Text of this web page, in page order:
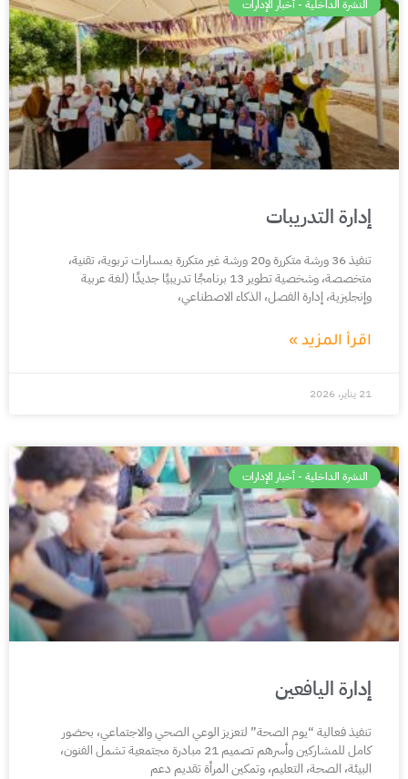
النشرة الداخلية - أخبار الإدارات
إدارة التدريبات
تنفيذ 36 ورشة متكررة و20 ورشة غير متكررة بمسارات تربوية، تقنية،
متخصصة، وشخصية تطوير 13 برنامجًا تدريبيًا جديدًا (لغة عربية
وإنجليزية، إدارة الفصل، الذكاء الاصطناعي،
اقرأ المزيد »
21 يناير، 2026
النشرة الداخلية - أخبار الإدارات
إدارة اليافعين
تنفيذ فعالية “يوم الصحة” لتعزيز الوعي الصحي والاجتماعي، بحضور
كامل للمشاركين وأسرهم تصميم 21 مبادرة مجتمعية تشمل الفنون،
البيئة، الصحة، التعليم، وتمكين المرأة تقديم دعم